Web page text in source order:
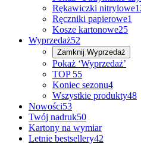
Rękawiczki nitrylowe
Ręczniki papierowe1
Kosze kartonowe25
Wyprzedaż52
Zamknij Wyprzedaż
Pokaż ‘Wyprzedaż’
TOP 55
Koniec sezonu4
Wszystkie produkty48
Nowości53
Twój nadruk50
Kartony na wymiar
Letnie bestsellery42